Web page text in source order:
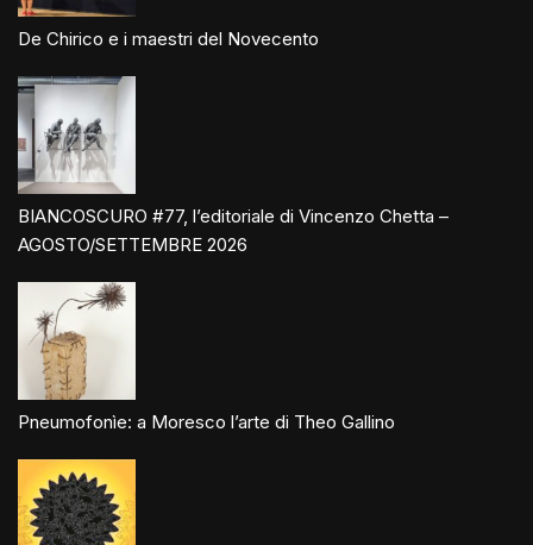
De Chirico e i maestri del Novecento
BIANCOSCURO #77, l’editoriale di Vincenzo Chetta –
AGOSTO/SETTEMBRE 2026
Pneumofonìe: a Moresco l’arte di Theo Gallino